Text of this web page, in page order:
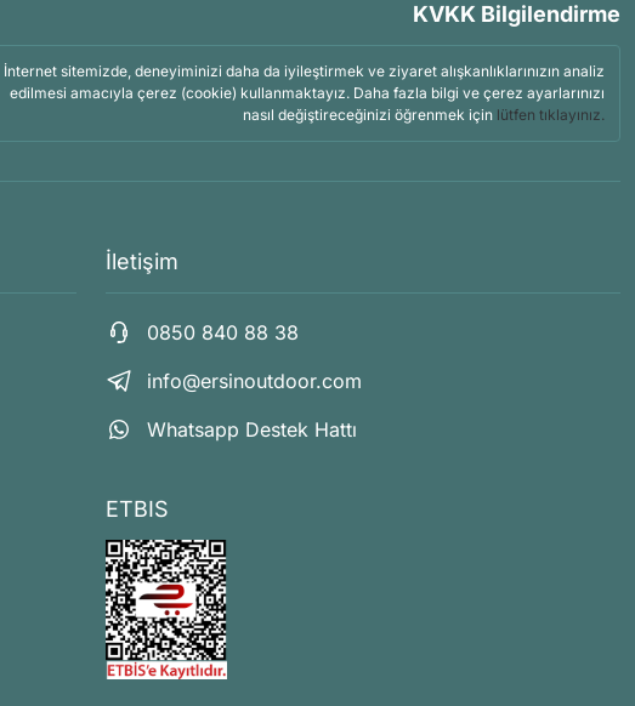
KVKK Bilgilendirme
İnternet sitemizde, deneyiminizi daha da iyileştirmek ve ziyaret alışkanlıklarınızın analiz
edilmesi amacıyla çerez (cookie) kullanmaktayız. Daha fazla bilgi ve çerez ayarlarınızı
nasıl değiştireceğinizi öğrenmek için lütfen tıklayınız.
İletişim
0850 840 88 38
info@ersinoutdoor.com
Whatsapp Destek Hattı
ETBIS